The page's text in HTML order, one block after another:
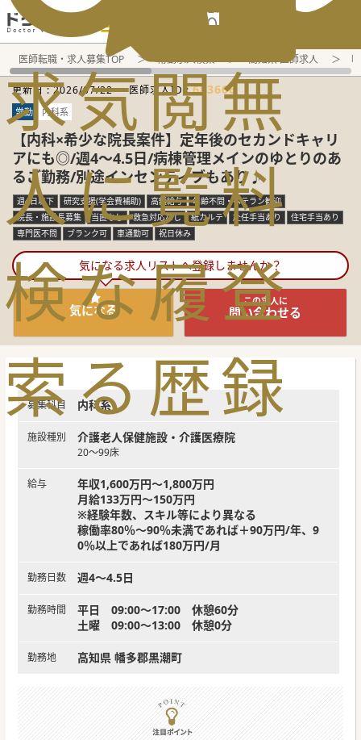
電話でのお問い合わせ：平日9:30-19:00
求
人
検
索
気
に
な
る
閲
覧
履
歴
無
料
登
録
医師転職・求人募集TOP 常勤求人検索 高知県 医師求人
更新日 :2026/07/22 医師求人ID :683666
常勤 内科系
【内科×希少な院長案件】定年後のセカンドキャリ
アにも◎/週4～4.5日/病棟管理メインのゆとりのあ
るご勤務/別途インセンティブもあり♪
週4日以下 研究支援(学会費補助) 高額給与
年齢不問・ベテラン歓迎
院長・施設長募集
当直なし 救急対応なし 紙カルテ 赴任手当あり
住宅手当あり
専門医不問
ブランク可 車通勤可 祝日休み
気になる求人リストへ登録しませんか？
気になる
この求人に
問い合わせる
募集科目 内科系
施設種別 介護老人保健施設・介護医療院
20～99床
給与
年収1,600万円～1,800万円
月給133万円～150万円
※経験年数、スキル等により異なる
稼働率80％～90％未満であれば＋90万円/年、9
0％以上であれば180万円/月
勤務日数 週4～4.5日
勤務時間
平日 09:00～17:00 休憩60分
土曜 09:00～13:00 休憩0分
勤務地 高知県 幡多郡黒潮町